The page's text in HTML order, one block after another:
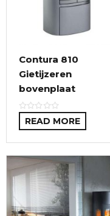
Contura 810
Gietijzeren
bovenplaat
READ MORE